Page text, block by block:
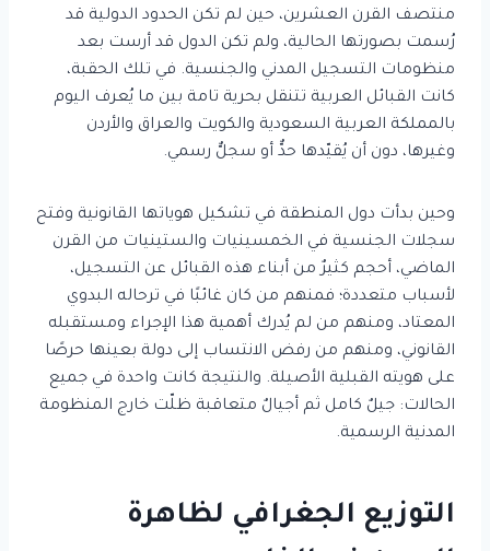
منتصف القرن العشرين، حين لم تكن الحدود الدولية قد
رُسمت بصورتها الحالية، ولم تكن الدول قد أرست بعد
منظومات التسجيل المدني والجنسية. في تلك الحقبة،
كانت القبائل العربية تتنقل بحرية تامة بين ما يُعرف اليوم
بالمملكة العربية السعودية والكويت والعراق والأردن
وغيرها، دون أن يُقيّدها حدٌّ أو سجلٌّ رسمي.
وحين بدأت دول المنطقة في تشكيل هوياتها القانونية وفتح
سجلات الجنسية في الخمسينيات والستينيات من القرن
الماضي، أحجم كثيرٌ من أبناء هذه القبائل عن التسجيل،
لأسباب متعددة؛ فمنهم من كان غائبًا في ترحاله البدوي
المعتاد، ومنهم من لم يُدرك أهمية هذا الإجراء ومستقبله
القانوني، ومنهم من رفض الانتساب إلى دولة بعينها حرصًا
على هويته القبلية الأصيلة. والنتيجة كانت واحدة في جميع
الحالات: جيلٌ كامل ثم أجيالٌ متعاقبة ظلّت خارج المنظومة
المدنية الرسمية.
التوزيع الجغرافي لظاهرة